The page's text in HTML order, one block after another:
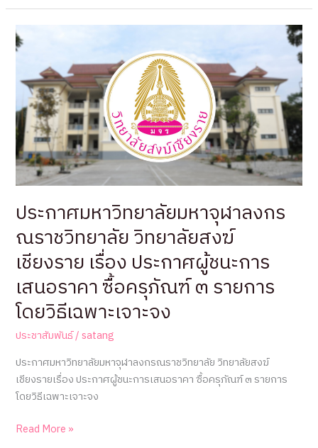
เชียงราย
จัด
ประชุม
ระดับ
ชาติ
ครั้ง
ที่
๒
“แม่น้ำ
กก
แห่ง
ชีวิต
มิติ
การ
บริหาร
จัดการ
สู่
ยั่งยืน”
ประกาศมหาวิทยาลัยมหาจุฬาลงกร
ณราชวิทยาลัย วิทยาลัยสงฆ์
เชียงราย เรื่อง ประกาศผู้ชนะการ
เสนอราคา ซื้อครุภัณฑ์ ๓ รายการ
โดยวิธีเฉพาะเจาะจง
ประชาสัมพันธ์/satang
ประกาศมหาวิทยาลัยมหาจุฬาลงกรณราชวิทยาลัย วิทยาลัยสงฆ์
เชียงรายเรื่อง ประกาศผู้ชนะการเสนอราคา ซื้อครุภัณฑ์ ๓ รายการ
โดยวิธีเฉพาะเจาะจง
ประกาศ
Read More »